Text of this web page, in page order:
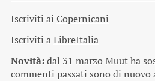
Iscriviti ai Copernicani
Iscriviti aLibreItalia
Novità:dal 31 marzo Muut ha
commenti passati sono di nuovo